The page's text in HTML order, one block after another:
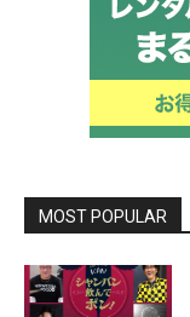
MOST POPULAR